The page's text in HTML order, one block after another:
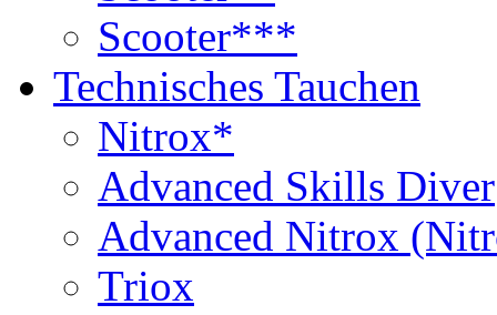
Scooter***
Technisches Tauchen
Nitrox*
Advanced Skills Diver
Advanced Nitrox
Triox